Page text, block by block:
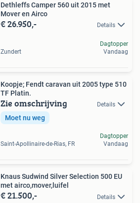
Dethleffs Camper 560 uit 2015 met
Mover en Airco
€ 26.950,- Details
Zundert
Dagtopper
Vandaag
Koopje; Fendt caravan uit 2005 type 510
TF Platin.
Zie omschrijving Details
Moet nu weg
Saint-Apollinaire-de-Rias, FR
Dagtopper
Vandaag
Knaus Sudwind Silver Selection 500 EU
met airco,mover,luifel
€ 21.500,- Details